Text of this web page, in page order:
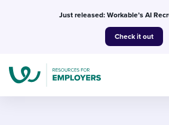
Just released: Workable’s AI
Check it out